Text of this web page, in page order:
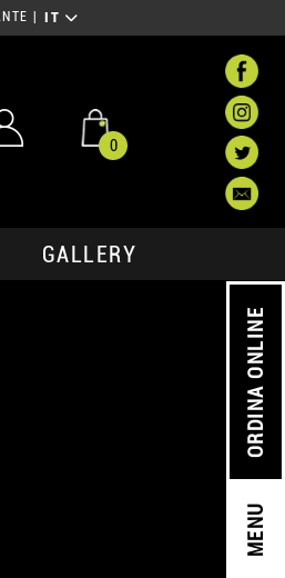
IT
0
GALLERY
MENU
ORDINA ONLINE